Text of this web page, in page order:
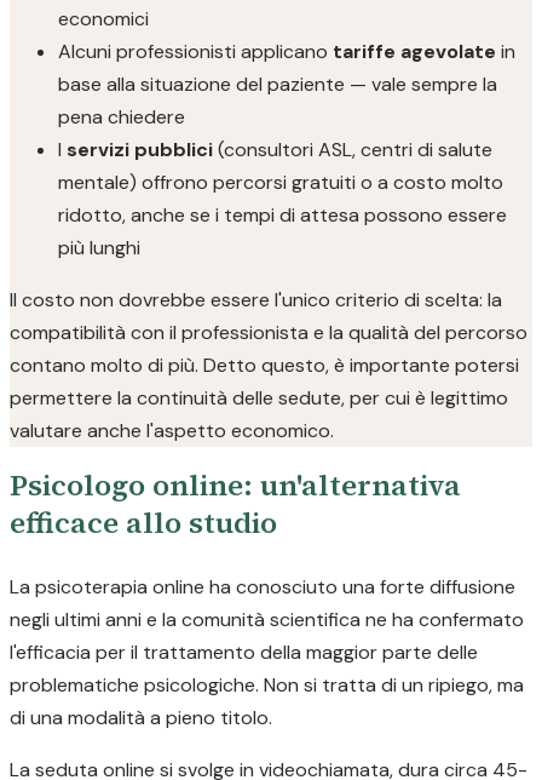
economici
Alcuni professionisti applicano tariffe agevolate in
base alla situazione del paziente — vale sempre la
pena chiedere
I servizi pubblici(consultori ASL, centri di salute
mentale) offrono percorsi gratuiti o a costo molto
ridotto, anche se i tempi di attesa possono essere
più lunghi
Il costo non dovrebbe essere l'unico criterio di scelta: la
compatibilità con il professionista e la qualità del percorso
contano molto di più. Detto questo, è importante potersi
permettere la continuità delle sedute, per cui è legittimo
valutare anche l'aspetto economico.
Psicologo online: un'alternativa
efficace allo studio
La psicoterapia online ha conosciuto una forte diffusione
negli ultimi anni e la comunità scientifica ne ha confermato
l'efficacia per il trattamento della maggior parte delle
problematiche psicologiche. Non si tratta di un ripiego, ma
di una modalità a pieno titolo.
La seduta online si svolge in videochiamata, dura circa 45-